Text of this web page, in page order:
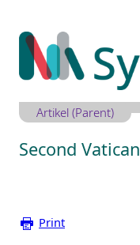
Inhalt
springen
Artikel (Parent)
Second
Print